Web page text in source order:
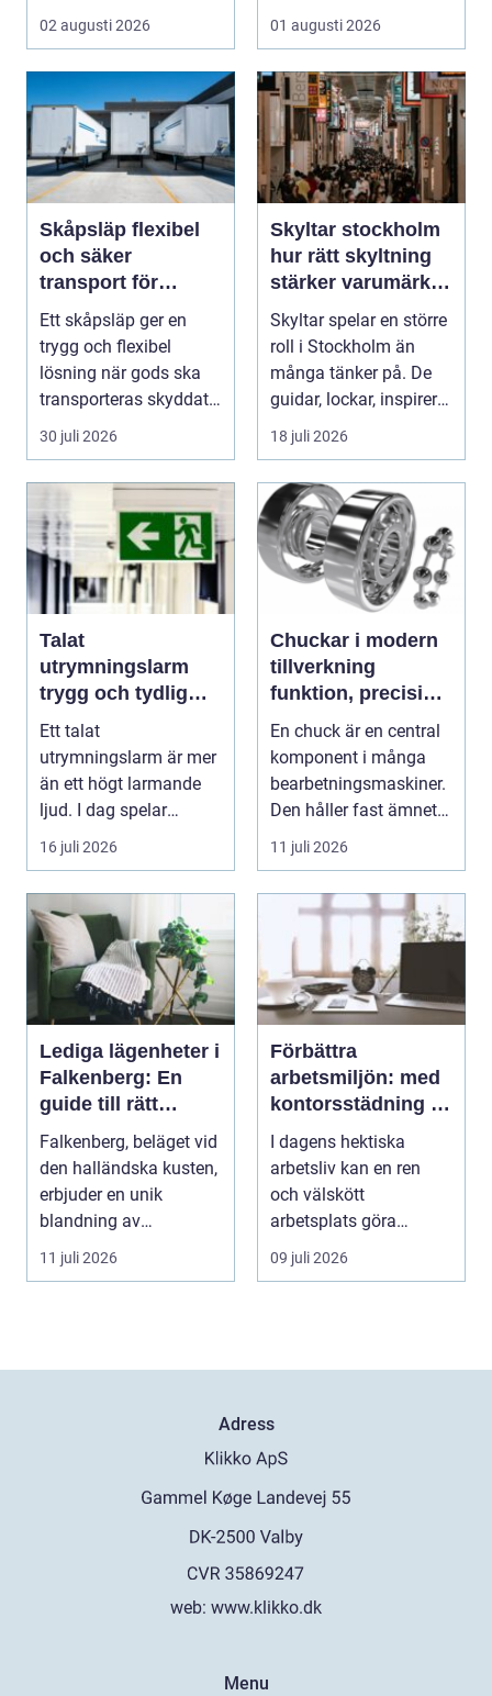
viktiga samtal får t...
02 augusti 2026
brunnar svämmar över,
avlopp börj...
01 augusti 2026
Skåpsläp flexibel
och säker
transport för
företag och
privatpersoner
Ett skåpsläp ger en
trygg och flexibel
lösning när gods ska
transporteras skyddat
mot väder, insyn o...
30 juli 2026
Skyltar stockholm
hur rätt skyltning
stärker varumärket
i stadsmiljön
Skyltar spelar en större
roll i Stockholm än
många tänker på. De
guidar, lockar, inspirerar
och skap...
18 juli 2026
Talat
utrymningslarm
trygg och tydlig
vägledning vid kris
Ett talat
utrymningslarm är mer
än ett högt larmande
ljud. I dag spelar
tydliga
röstmeddelanden en
a...
16 juli 2026
Chuckar i modern
tillverkning
funktion, precision
och smarta val
En chuck är en central
komponent i många
bearbetningsmaskiner.
Den håller fast ämnet
eller verktyget...
11 juli 2026
Lediga lägenheter i
Falkenberg: En
guide till rätt
bostad för dig
Falkenberg, beläget vid
den halländska kusten,
erbjuder en unik
blandning av
naturskö...
11 juli 2026
Förbättra
arbetsmiljön: med
kontorsstädning i
Stockholm
I dagens hektiska
arbetsliv kan en ren
och välskött
arbetsplats göra
underverk fö...
09 juli 2026
Adress
web: www.klikko.dk
Menu